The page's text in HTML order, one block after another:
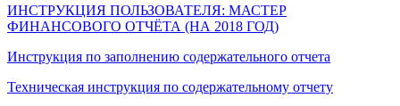
ИНСТРУКЦИЯ ПОЛЬЗОВАТЕЛЯ: МАСТЕР
ФИНАНСОВОГО ОТЧЁТА (НА 2018 ГОД)
Инструкция по заполнению содержательного отчета
Техническая инструкция по содержательному отчету